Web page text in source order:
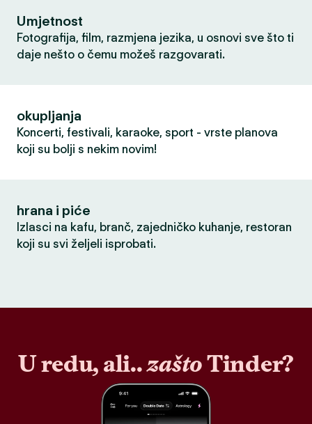
Umjetnost
Fotografija, film, razmjena jezika, u osnovi sve što ti
daje nešto o čemu možeš razgovarati.
okupljanja
Koncerti, festivali, karaoke, sport - vrste planova
koji su bolji s nekim novim!
hrana i piće
Izlasci na kafu, branč, zajedničko kuhanje, restoran
koji su svi željeli isprobati.
U redu, ali..zaštoTinder?